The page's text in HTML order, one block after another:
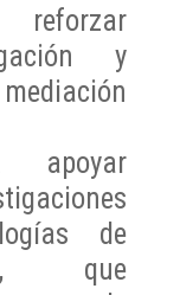
y
apoyar
de
que